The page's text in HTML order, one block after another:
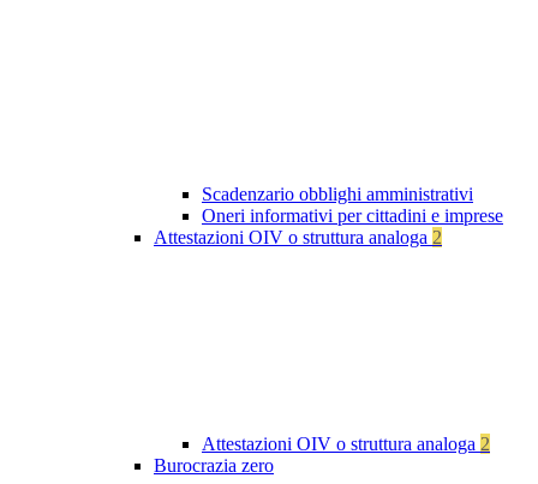
Scadenzario obblighi amministrativi
Oneri informativi per cittadini e imprese
Attestazioni OIV o struttura analoga 2
Attestazioni OIV o struttura analoga 2
Burocrazia zero